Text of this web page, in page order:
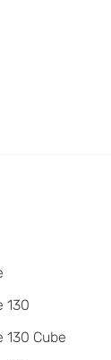
130
Cube